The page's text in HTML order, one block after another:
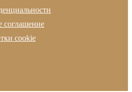
Русаковская улица, д.13
обл., г.Ногинск
соглашение
cookie